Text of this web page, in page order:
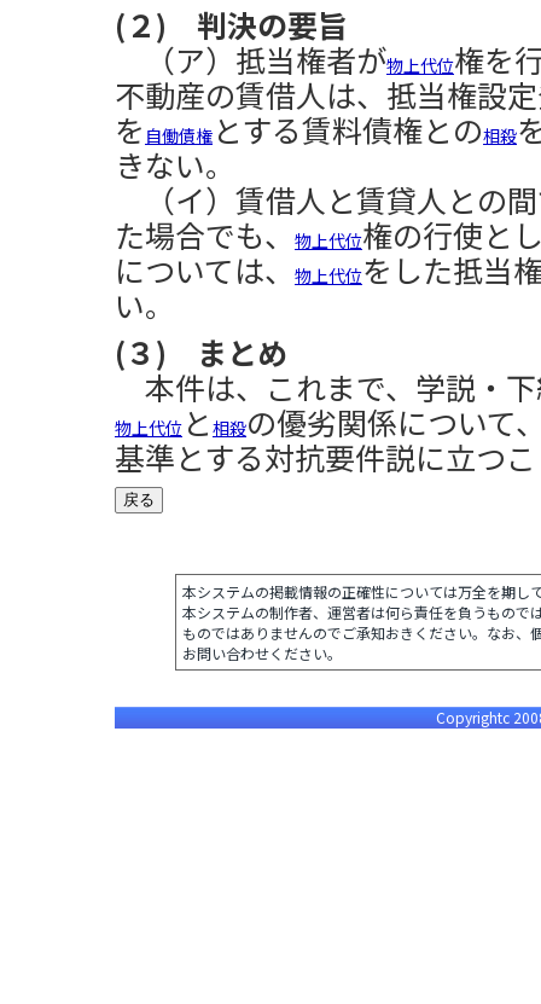
(２) 判決の要旨
（ア）抵当権者が物上代位権を
不動産の賃借人は、抵当権設
を 自働債権 とする賃料債権との相殺
きない。
（イ）賃借人と賃貸人との
た場合でも、
物上代位権の行使と
については、
物上代位をした抵当
い。
(３) まとめ
本件は、これまで、学説・
物上代位 と 相殺の優劣関係について
基準とする対抗要件説に立つ
本システムの掲載情報の正確性については万全を期
本システムの制作者、運営者は何ら責任を負うもの
ものではありませんのでご承知おきください。なお
お問い合わせください。
Copyrightc